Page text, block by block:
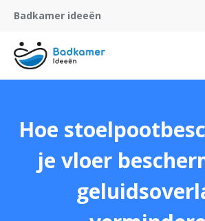
Badkamer ideeën
Hoe
je vloer